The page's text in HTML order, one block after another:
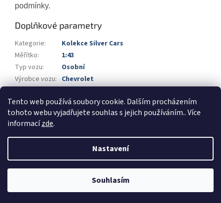
Tento web používá soubory cookie. Dalším procházením
tohoto webu vyjadřujete souhlas s jejich používáním.. Více
informacízde.
Nastavení
Souhlasím
podmínky.
Doplňkové parametry
Kategorie:
Kolekce Silver Cars
Měřítko:
1:43
Typ vozu:
Osobní
Výrobce vozu: Chevrolet
Barva: chrom
Vytvořil Shoptet
Automodels.cz. Všechna práva vyhrazena.